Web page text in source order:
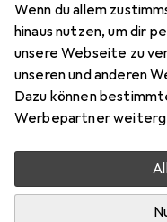
Wenn du allem
hinaus nutzen, um dir
unsere Webseite zu
unseren und anderen
Dazu können
Werbepartner
Zubehör für
Rezeptbuch:
Pops
Geschmack
Gem